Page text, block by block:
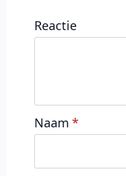
Reactie
Naam *